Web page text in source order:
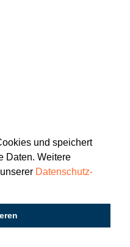
und speichert
Daten. Weitere
Datenschutz-
Datenschutz
St. Gallen